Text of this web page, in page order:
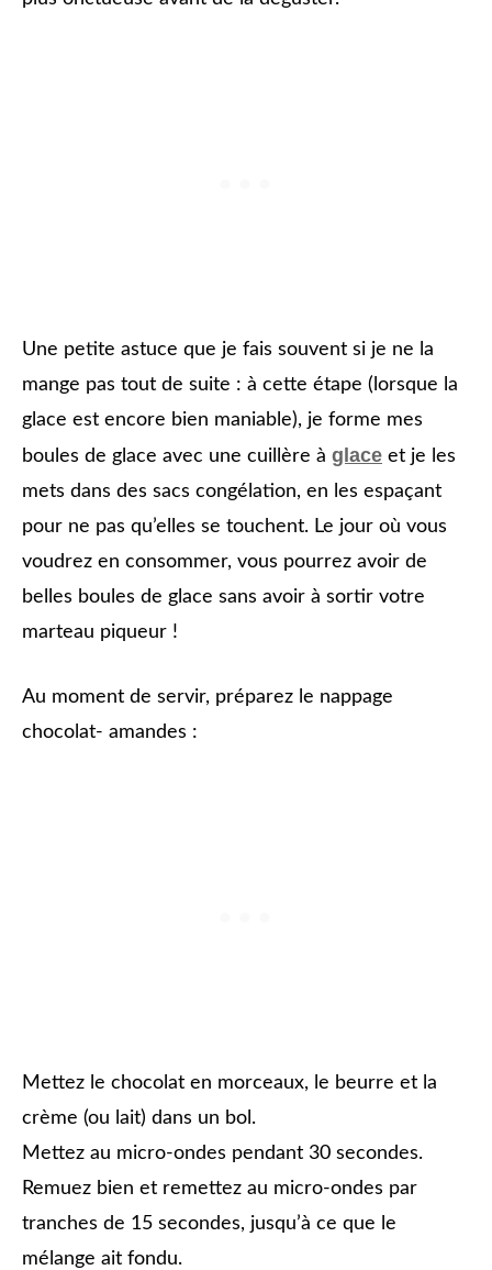
Une petite astuce que je fais souvent si je ne la
mange pas tout de suite : à cette étape (lorsque la
glace est encore bien maniable), je forme mes
boules de glace avec une cuillère à glace et je les
mets dans des sacs congélation, en les espaçant
pour ne pas qu’elles se touchent. Le jour où vous
voudrez en consommer, vous pourrez avoir de
belles boules de glace sans avoir à sortir votre
marteau piqueur !
Au moment de servir, préparez le nappage
chocolat- amandes :
Mettez le chocolat en morceaux, le beurre et la
crème (ou lait) dans un bol.
Mettez au micro-ondes pendant 30 secondes.
Remuez bien et remettez au micro-ondes par
tranches de 15 secondes, jusqu’à ce que le
mélange ait fondu.